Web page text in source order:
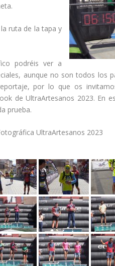
ruta de la tapa y
podréis ver a
aunque no son todos los
por lo que os
de UltraArtesanos 2023. En
prueba.
UltraArtesanos 2023